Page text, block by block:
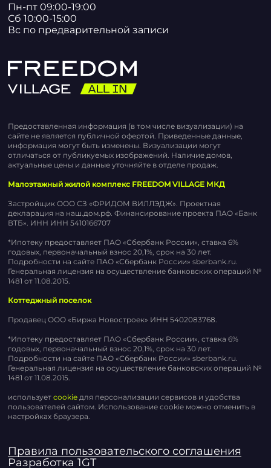
Пн-пт 09:00-19:00
Сб 10:00-15:00
Вс по предварительной записи
Предоставленная информация (в том числе визуализации) на
сайте не является публичной офертой. Приведенные данные,
информация могут быть изменены. Визуализации могут
отличаться от публикуемых изображений. Наличие домов,
актуальные цены и данные уточняйте в отделе продаж.
Малоэтажный жилой комплекс FREEDOM VILLAGE МКД
Застройщик ООО СЗ «ФРИДОМ ВИЛЛЭДЖ». Проектная
декларация на наш.дом.рф. Финансирование проекта ПАО «Банк
ВТБ». ИНН ИНН 5410166707
*Ипотеку предоставляет ПАО «Сбербанк России», ставка 6%
годовых, первоначальный взнос 20,1%, срок на 30 лет.
Подробности на сайте ПАО «Сбербанк России» sberbank.ru.
Генеральная лицензия на осуществление банковских операций №
1481 от 11.08.2015.
Коттеджный поселок
Продавец ООО «Биржа Новостроек» ИНН 5402083768.
*Ипотеку предоставляет ПАО «Сбербанк России», ставка 6%
годовых, первоначальный взнос 20,1%, срок на 30 лет.
Подробности на сайте ПАО «Сбербанк России» sberbank.ru.
Генеральная лицензия на осуществление банковских операций №
1481 от 11.08.2015.
используетcookie для персонализации сервисов и удобства
пользователей сайтом. Использование cookie можно отменить в
настройках браузера.
Правила пользовательского соглашения
Разработка 1GT